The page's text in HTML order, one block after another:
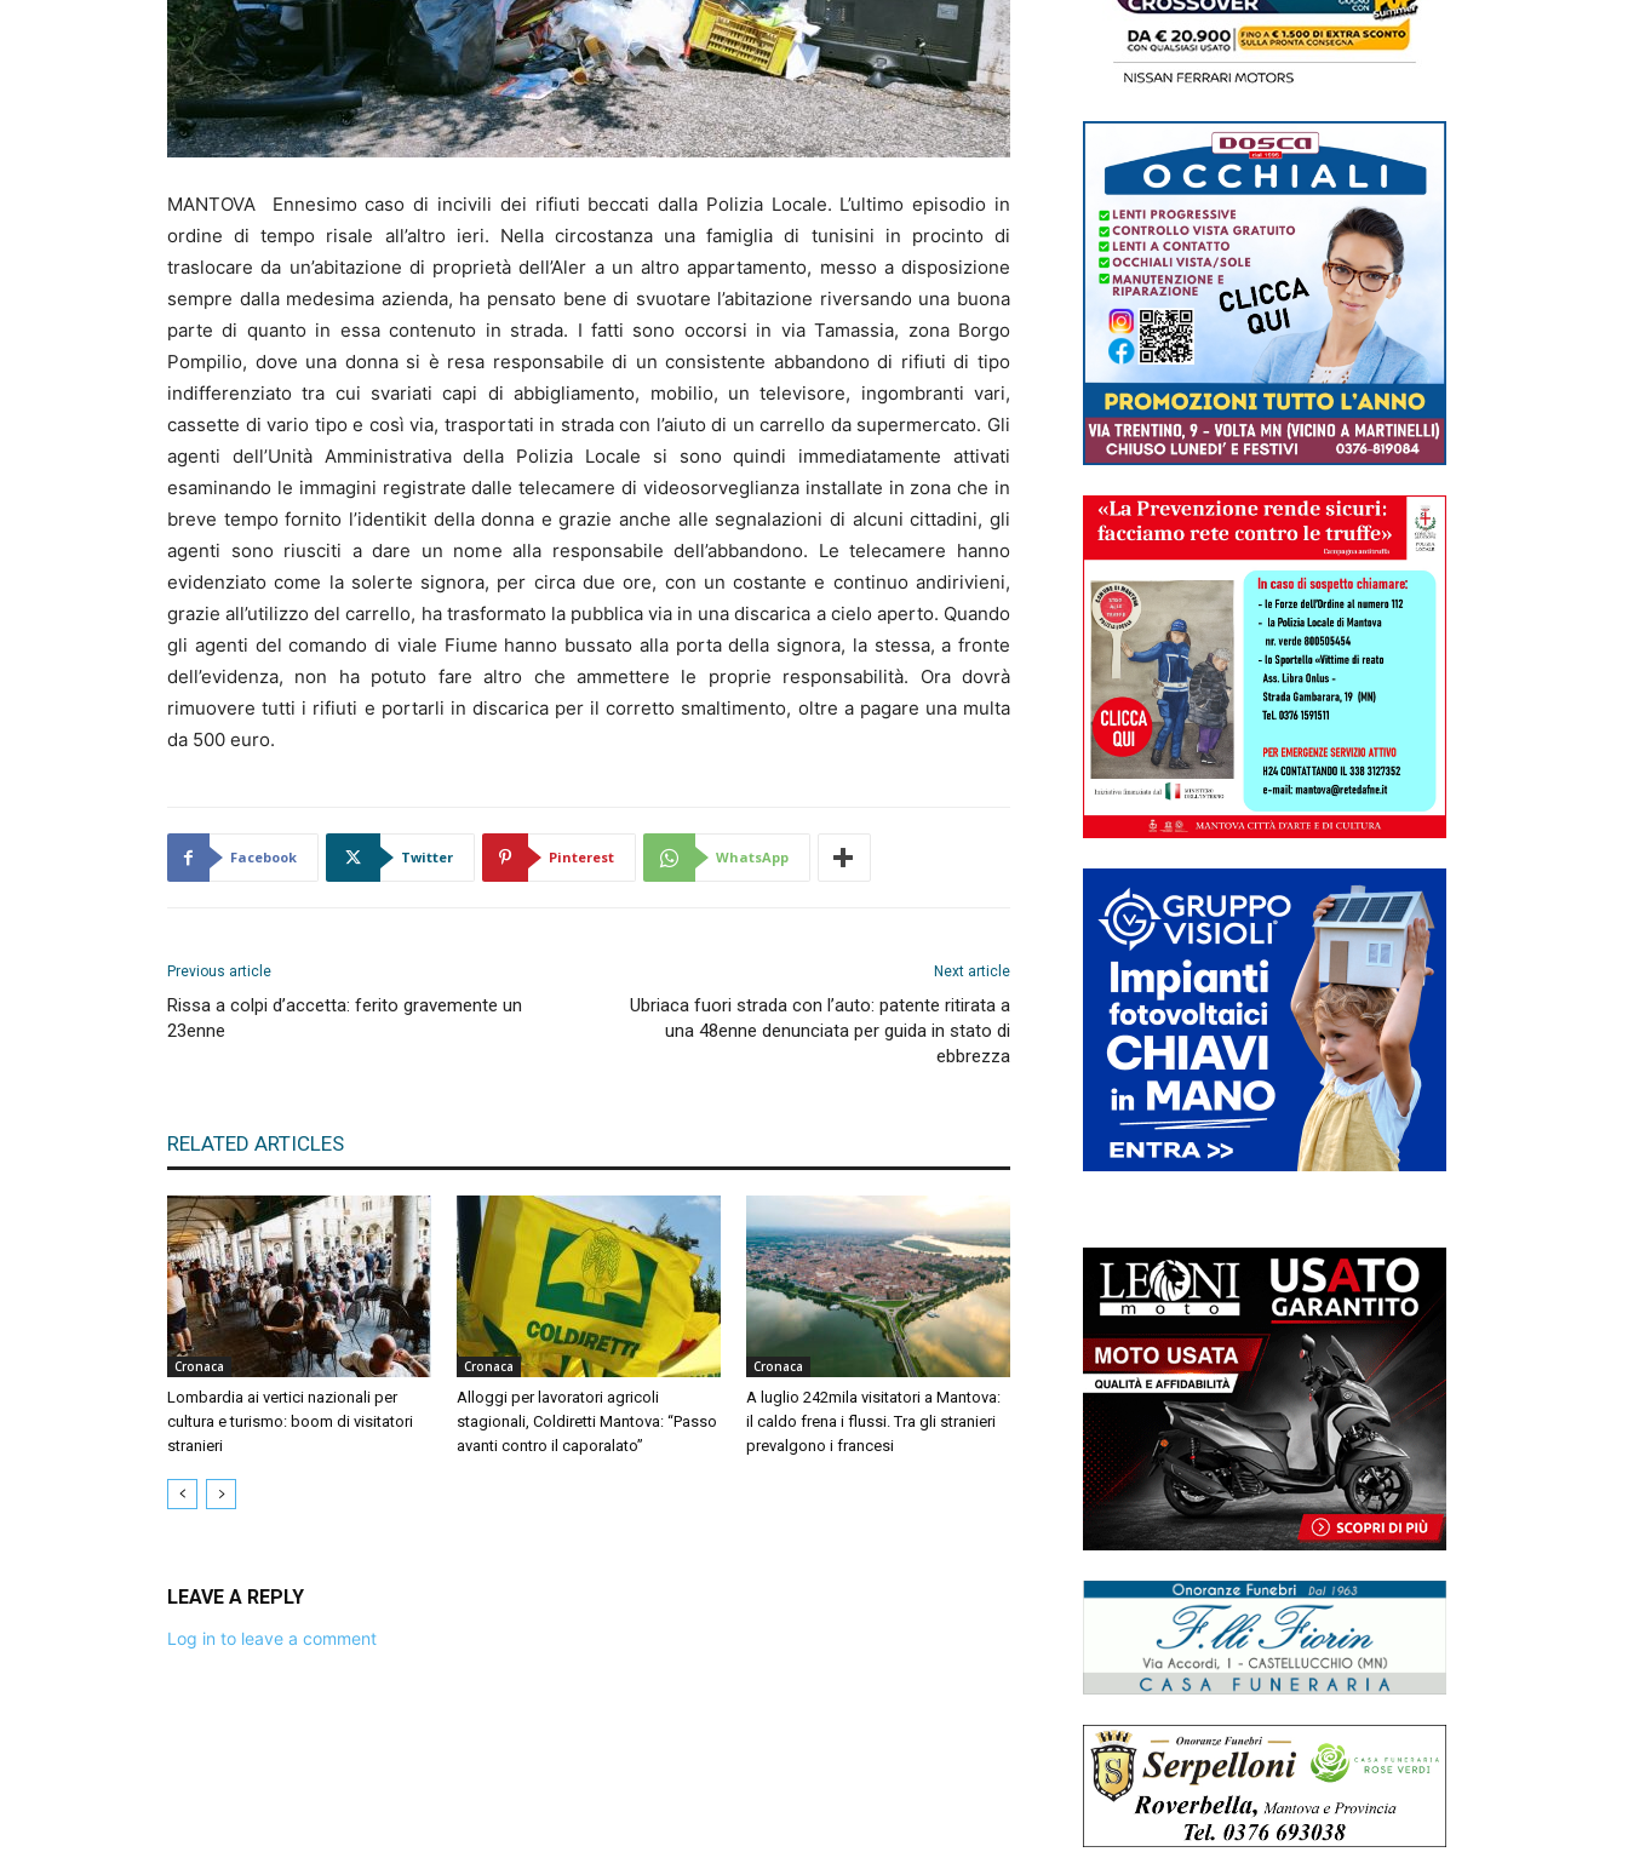
MANTOVA Ennesimo caso di incivili dei rifiuti beccati dalla Polizia Locale. L’ultimo episodio in
ordine di tempo risale all’altro ieri. Nella circostanza una famiglia di tunisini in procinto di
traslocare da un’abitazione di proprietà dell’Aler a un altro appartamento, messo a disposizione
sempre dalla medesima azienda, ha pensato bene di svuotare l’abitazione riversando una buona
parte di quanto in essa contenuto in strada. I fatti sono occorsi in via Tamassia, zona Borgo
Pompilio, dove una donna si è resa responsabile di un consistente abbandono di rifiuti di tipo
indifferenziato tra cui svariati capi di abbigliamento, mobilio, un televisore, ingombranti vari,
cassette di vario tipo e così via, trasportati in strada con l’aiuto di un carrello da supermercato. Gli
agenti dell’Unità Amministrativa della Polizia Locale si sono quindi immediatamente attivati
esaminando le immagini registrate dalle telecamere di videosorveglianza installate in zona che in
breve tempo fornito l’identikit della donna e grazie anche alle segnalazioni di alcuni cittadini, gli
agenti sono riusciti a dare un nome alla responsabile dell’abbandono. Le telecamere hanno
evidenziato come la solerte signora, per circa due ore, con un costante e continuo andirivieni,
grazie all’utilizzo del carrello, ha trasformato la pubblica via in una discarica a cielo aperto. Quando
gli agenti del comando di viale Fiume hanno bussato alla porta della signora, la stessa, a fronte
dell’evidenza, non ha potuto fare altro che ammettere le proprie responsabilità. Ora dovrà
rimuovere tutti i rifiuti e portarli in discarica per il corretto smaltimento, oltre a pagare una multa
da 500 euro.
Facebook Twitter Pinterest WhatsApp
Previous article
Rissa a colpi d’accetta: ferito gravemente un
23enne
Next article
Ubriaca fuori strada con l’auto: patente ritirata a
una 48enne denunciata per guida in stato di
ebbrezza
RELATED ARTICLES
Cronaca
Lombardia ai vertici nazionali per
cultura e turismo: boom di visitatori
stranieri
Cronaca
Alloggi per lavoratori agricoli
stagionali, Coldiretti Mantova: “Passo
avanti contro il caporalato”
Cronaca
A luglio 242mila visitatori a Mantova:
il caldo frena i flussi. Tra gli stranieri
prevalgono i francesi
LEAVE A REPLY
Log in to leave a comment